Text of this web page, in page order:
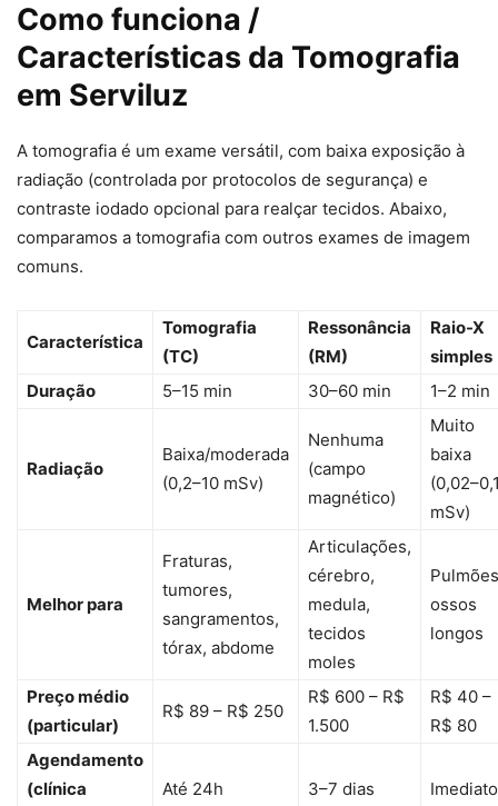
Como funciona /
Características da Tomografia
em Serviluz
A tomografia é um exame versátil, com baixa exposição à
radiação (controlada por protocolos de segurança) e
contraste iodado opcional para realçar tecidos. Abaixo,
comparamos a tomografia com outros exames de imagem
comuns.
Característica
Tomografia
(TC)
Ressonância
(RM)
Raio-X
simples
Duração
5–15 min 30–60 min 1–2 min
Radiação
Baixa/moderada
(0,2–10 mSv)
Nenhuma
(campo
magnético)
Muito
baixa
mSv)
Melhor para
Fraturas,
tumores,
sangramentos,
tórax, abdome
Articulações,
cérebro,
medula,
tecidos
moles
ossos
longos
Preço médio
(particular)
R$ 89 – R$ 250
R$ 600 – R$
1.500
R$ 40 –
R$ 80
Agendamento
(clínica
Até 24h 3–7 dias Imediato